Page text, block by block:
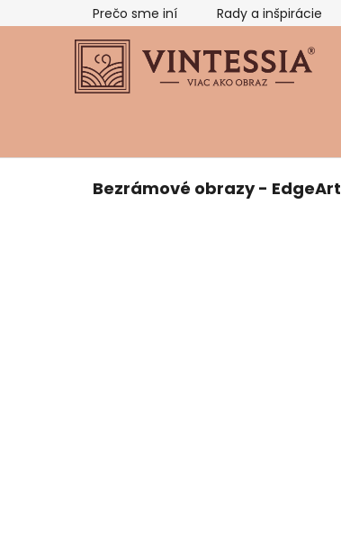
na
Prečo sme iní Rady a inšpirácie
Bezrámové obrazy - EdgeArt